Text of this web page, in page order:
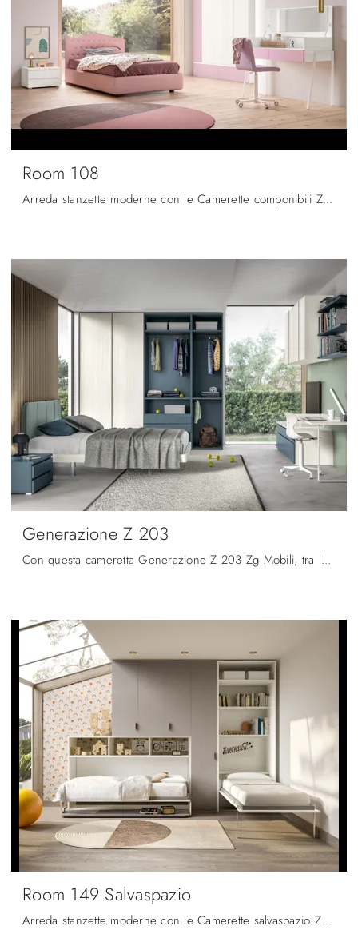
Room 108
Arreda stanzette moderne con le Camerette componibili Zg Mobili! Il modello Room 108 in melaminico è per ragazzi.
Generazione Z 203
Con questa cameretta Generazione Z 203 Zg Mobili, tra le soluzioni componibili, potrai ammobiliare stanze moderne per ragazzi.
Room 149 Salvaspazio
Arreda stanzette moderne con le Camerette salvaspazio Zg Mobili! Il modello Room 149 Salvaspazio in melaminico è per ragazzi.